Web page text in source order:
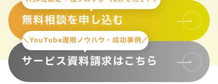
無料相談を申し込む
＼YouTube運用ノウハウ・成功事例／
サービス資料請求はこちら